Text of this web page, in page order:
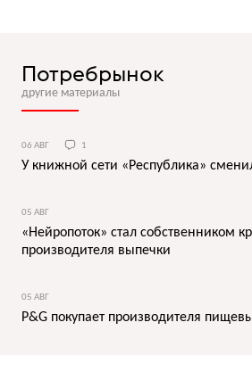
Потребрынок
другие материалы
06 АВГ 1
У книжной сети «Республика»
05 АВГ
«Нейропоток» стал собственником
производителя выпечки
05 АВГ
P&G покупает производителя